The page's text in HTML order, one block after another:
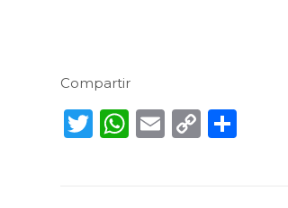
Compartir
Twitter
WhatsApp
Email
Copy